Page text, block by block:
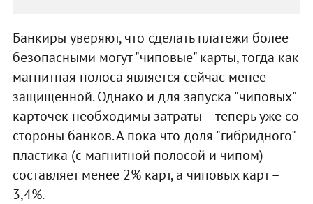
Банкиры уверяют, что сделать платежи более
безопасными могут "чиповые" карты, тогда как
магнитная полоса является сейчас менее
защищенной. Однако и для запуска "чиповых"
карточек необходимы затраты – теперь уже со
стороны банков. А пока что доля "гибридного"
пластика (с магнитной полосой и чипом)
составляет менее 2% карт, а чиповых карт –
3,4%.